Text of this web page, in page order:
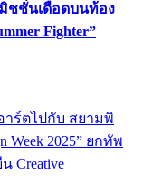
ชชั่นเดือดบนท้อง
Fighter”